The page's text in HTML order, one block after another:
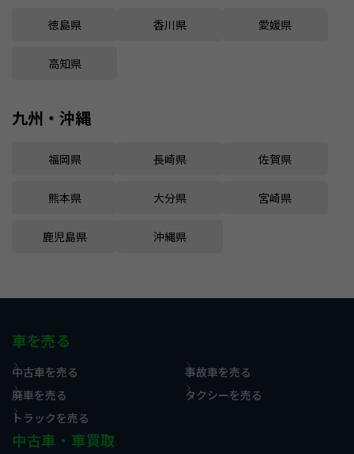
徳島県 香川県 愛媛県
高知県
九州・沖縄
福岡県 長崎県 佐賀県
熊本県 大分県 宮崎県
鹿児島県 沖縄県
車を売る
中古車を売る
事故車を売る
廃車を売る
タクシーを売る
トラックを売る
中古車・車買取